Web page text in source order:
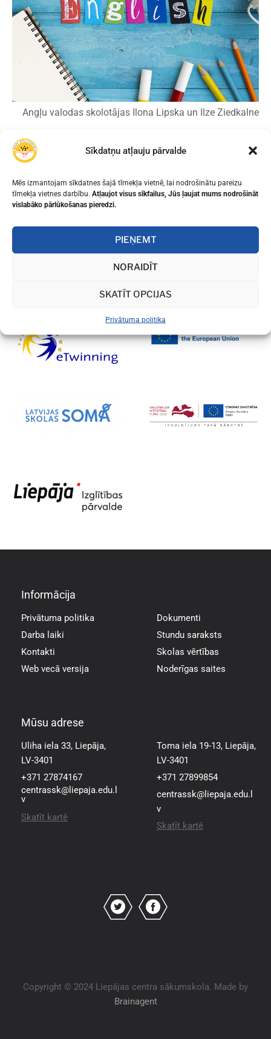
Sīkdatņu atļauju pārvalde
Mēs izmantojam sīkdatnes šajā tīmekļa vietnē, lai nodrošinātu pareizu
tīmekļa vietnes darbību. Atļaujot visus sīkfailus, Jūs ļaujat mums nodrošināt
vislabāko pārlūkošanas pieredzi.
PIEŅEMT
NORAIDĪT
SKATĪT OPCIJAS
Privātuma politika
Angļu valodas skolotājas Ilona Lipska un Ilze Ziedkalne
1.B KLASE RADOŠUMA
NEDĒĻĀ
ZINĀTNES NAKTS
Informācija
Privātuma politika
Darba laiki
Kontakti
Web vecā versija
Dokumenti
Stundu saraksts
Skolas vērtības
Noderīgas saites
Mūsu adrese
Uliha iela 33, Liepāja,
LV-3401
+371 27874167
centrassk@liepaja.edu.l
v
Skatīt kartē
Toma iela 19-13, Liepāja,
LV-3401
+371 27899854
centrassk@liepaja.edu.l
v
Skatīt kartē
Copyright © 2024 Liepājas centra sākumskola. Made by
Brainagent